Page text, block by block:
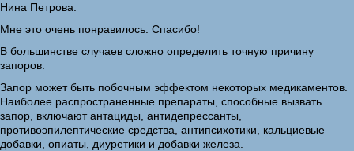
Нина Петрова.
Мне это очень понравилось. Спасибо!
В большинстве случаев сложно определить точную причину
запоров.
Запор может быть побочным эффектом некоторых медикаментов.
Наиболее распространенные препараты, способные вызвать
запор, включают антациды, антидепрессанты,
противоэпилептические средства, антипсихотики, кальциевые
добавки, опиаты, диуретики и добавки железа.